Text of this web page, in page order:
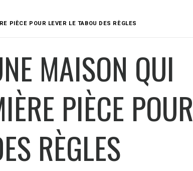
PIÈCE POUR LEVER LE TABOU DES RÈGLES
MAISON QUI
PIÈCE POUR
RÈGLES